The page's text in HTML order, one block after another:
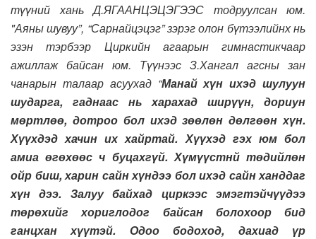
түүний хань Д.ЯГААНЦЭЦЭГЭЭС тодруулсан юм.
"Аяны шувуу”, “Сарнайцэцэг” зэрэг олон бүтээлийнх нь
эзэн тэрбээр Циркийн агаарын гимнастикчаар
ажиллаж байсан юм. Түүнээс З.Хангал агсны зан
чанарын талаар асуухад “Манай хүн ихэд шулуун
шударга, гаднаас нь харахад ширүүн, дориун
мөртлөө, дотроо бол ихэд зөөлөн дөлгөөн хүн.
Хүүхдэд хачин их хайртай. Хүүхэд гэх юм бол
амиа өгөхөөс ч буцахгүй. Хүмүүстнй төдийлөн
ойр биш, харин сайн хүндээ бол ихэд сайн ханддаг
хүн дээ. Залуу байхад циркээс эмэгтэйчүүдээ
төрөхийг хориглодог байсан болохоор бид
ганцхан хүүтэй. Одоо бодоход, дахиад үр